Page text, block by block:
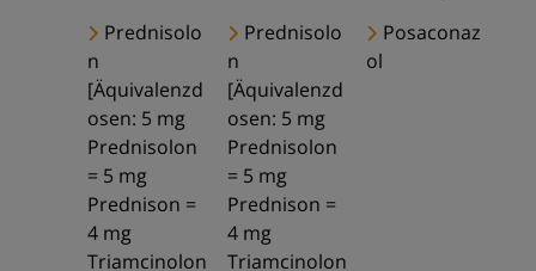
Prednisolo
n
[Äquivalenzd
osen: 5 mg
Prednisolon
= 5 mg
Prednison =
4 mg
Triamcinolon
Prednisolo
n
[Äquivalenzd
osen: 5 mg
Prednisolon
= 5 mg
Prednison =
4 mg
Triamcinolon
Posaconaz
ol